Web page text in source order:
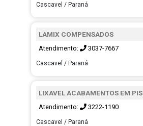
Cascavel / Paraná
LAMIX COMPENSADOS
Atendimento: 3037-7667
Cascavel / Paraná
LIXAVEL ACABAMENTOS EM
Atendimento: 3222-1190
Cascavel / Paraná